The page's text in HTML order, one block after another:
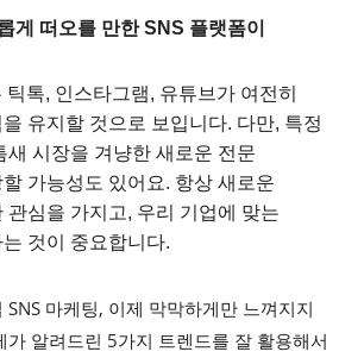
게 떠오를 만한 SNS 플랫폼이
톡, 인스타그램, 유튜브가 여전히
유지할 것으로 보입니다. 다만, 특정
새 시장을 겨냥한 새로운 전문
가능성도 있어요. 항상 새로운
관심을 가지고, 우리 기업에 맞는
것이 중요합니다.
마케팅, 이제 막막하게만 느껴지지
가 알려드린 5가지 트렌드를 잘 활용해서